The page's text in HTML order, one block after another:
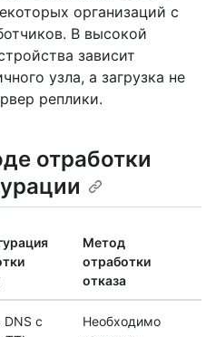
организаций с
В высокой
зависит
узла, а загрузка не
реплики.
отработки
Метод
отработки
отказа
DNS с
Необходимо